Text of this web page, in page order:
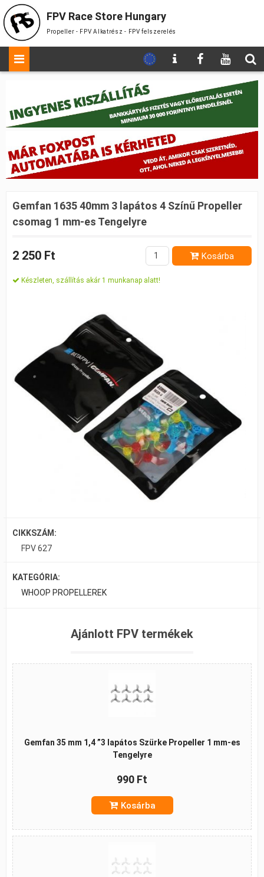
FPV Race Store Hungary
Propeller - FPV Alkatrész - FPV felszerelés
Gemfan 1635 40mm 3 lapátos 4 Színű Propeller
csomag 1 mm-es Tengelyre
2 250 Ft Kosárba
Készleten, szállítás akár 1 munkanap alatt!
CIKKSZÁM:
FPV 627
KATEGÓRIA:
WHOOP PROPELLEREK
Ajánlott FPV termékek
Gemfan 35 mm 1,4 ”3 lapátos Szürke Propeller 1 mm-es
Tengelyre
990 Ft
Kosárba